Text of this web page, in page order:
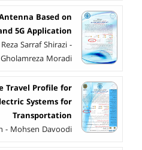
Based on
5G Application
Sarraf Shirazi -
Gholamreza Moradi
Travel Profile for
Systems for
Transportation
- Mohsen Davoodi